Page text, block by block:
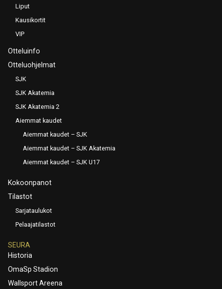
Liput
Kausikortit
VIP
Otteluinfo
Otteluohjelmat
SJK
SJK Akatemia
SJK Akatemia 2
Aiemmat kaudet
Aiemmat kaudet – SJK
Aiemmat kaudet – SJK Akatemia
Aiemmat kaudet – SJK U17
Kokoonpanot
Tilastot
Sarjataulukot
Pelaajatilastot
SEURA
Historia
OmaSp Stadion
Wallsport Areena